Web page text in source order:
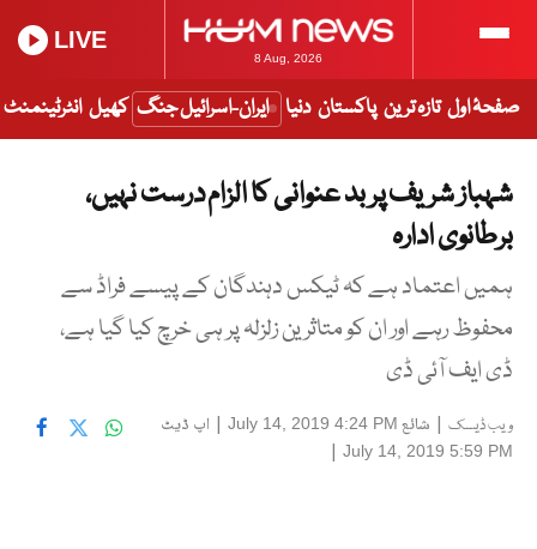
8 Aug, 2026
LIVE
صفحۂ اول تازہ ترین پاکستان دنیا ایران-اسرائیل جنگ کھیل انٹرٹینمنٹ
شہباز شریف پر بد عنوانی کا الزام درست نہیں،
برطانوی ادارہ
ہمیں اعتماد ہے کہ ٹیکس دہندگان کے پیسے فراڈ سے
محفوظ رہے اور ان کو متاثرین زلزلہ پر ہی خرچ کیا گیا ہے،
ڈی ایف آئی ڈی
ویب ڈیسک | شائع July 14, 2019 4:24 PM
| اپ ڈیٹ
July 14, 2019 5:59 PM
|